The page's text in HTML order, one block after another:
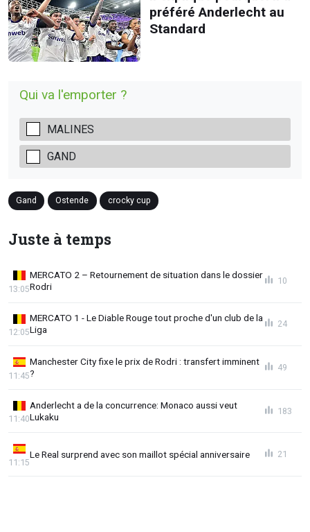
préféré Anderlecht au
Standard
Qui va l'emporter ?
MALINES
GAND
Gand Ostende crocky cup
Juste à temps
MERCATO 2 – Retournement de situation dans le dossier
Rodri
13:05
10
MERCATO 1 - Le Diable Rouge tout proche d'un club de la
Liga
12:05
24
Manchester City fixe le prix de Rodri : transfert imminent
?
11:45
49
Anderlecht a de la concurrence: Monaco aussi veut
Lukaku
11:40
183
Le Real surprend avec son maillot spécial anniversaire
11:15
21